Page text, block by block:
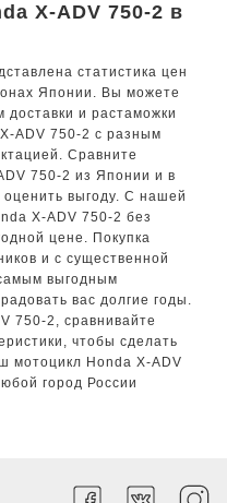
X-ADV 750-2 в
статистика цен
Японии. Вы можете
доставки и растаможки
ADV 750-2 с разным
Сравните
750-2 из Японии и в
оценить выгоду. С нашей
X-ADV 750-2 без
цене. Покупка
и с существенной
выгодным
вас долгие годы.
750-2, сравнивайте
чтобы сделать
мотоцикл Honda X-ADV
город России